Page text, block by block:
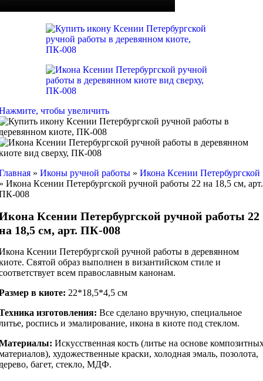
чтобы увеличить
» Иконы ручной работы » Икона Ксении Петербургской
Икона Ксении Петербургской ручной работы 22 на 18,5 см, арт.
008
Ксении Петербургской ручной работы 22
18,5 см, арт. ПК-008
Ксении Петербургской ручной работы в деревянном
Святой образ выполнен в византийском стиле и
всем православным канонам.
в киоте: 22*18,5*4,5 см
изготовления: Все сделано вручную, специальное
роспись и эмалирование, икона в киоте под стеклом.
Искусственная кость (литье на основе
художественные краски, холодная эмаль, позолота,
багет, стекло, МДФ.